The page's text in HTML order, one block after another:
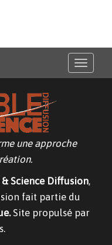
T
o
i
une approche
Science Diffusion,
fait partie du
Site propulsé par